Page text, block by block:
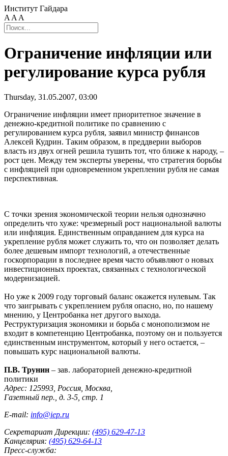
Институт Гайдара
A A A
Ограничение инфляции или
регулирование курса рубля
Thursday, 31.05.2007, 03:00
Ограничение инфляции имеет приоритетное значение в
денежно-кредитной политике по сравнению с
регулированием курса рубля, заявил министр финансов
Алексей Кудрин. Таким образом, в преддверии выборов
власть из двух огней решила тушить тот, что ближе к народу, –
рост цен. Между тем эксперты уверены, что стратегия борьбы
с инфляцией при одновременном укреплении рубля не самая
перспективная.
С точки зрения экономической теории нельзя однозначно
определить что хуже: чрезмерный рост национальной валюты
или инфляция. Единственным оправданием для курса на
укрепление рубля может служить то, что он позволяет делать
более дешевым импорт технологий, а отечественные
госкорпорации в последнее время часто объявляют о новых
инвестиционных проектах, связанных с технологической
модернизацией.
Но уже к 2009 году торговый баланс окажется нулевым. Так
что заигрывать с укреплением рубля опасно, но, по нашему
мнению, у Центробанка нет другого выхода.
Реструктуризация экономики и борьба с монополизмом не
входит в компетенцию Центробанка, поэтому он и пользуется
единственным инструментом, который у него остается, –
повышать курс национальной валюты.
П.В. Трунин – зав. лабораторией денежно-кредитной
политики
Адрес: 125993, Россия, Москва,
Газетный пер., д. 3-5, стр. 1
E-mail: info@iep.ru
Секретариат Дирекции: (495) 629-47-13
Канцелярия: (495) 629-64-13
Пресс-служба: